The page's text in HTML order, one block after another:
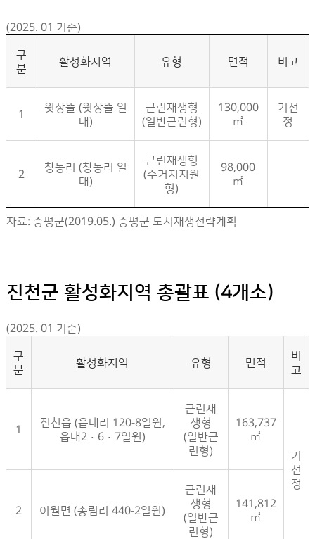
(2025. 01 기준)
증평군 활성화지역 지정현황- 구분, 활성화지역, 유형, 면적, 비고 정보제공
구
분
활성화지역 유형 면적 비고
1
윗장뜰 (윗장뜰 일
대)
근린재생형
(일반근린형)
130,000
㎡
기선
정
2
창동리 (창동리 일
대)
근린재생형
(주거지지원
형)
98,000
㎡
자료: 증평군(2019.05.) 증평군 도시재생전략계획
진천군 활성화지역 총괄표 (4개소)
(2025. 01 기준)
구
분
활성화지역 유형 면적
비
고
1
진천읍 (읍내리 120-8일원,
읍내2·6·7일원)
근린재
생형
(일반근
린형)
163,737
㎡
기
선
정
2 이월면 (송림리 440-2일원)
근린재
생형
(일반근
린형)
141,812
㎡